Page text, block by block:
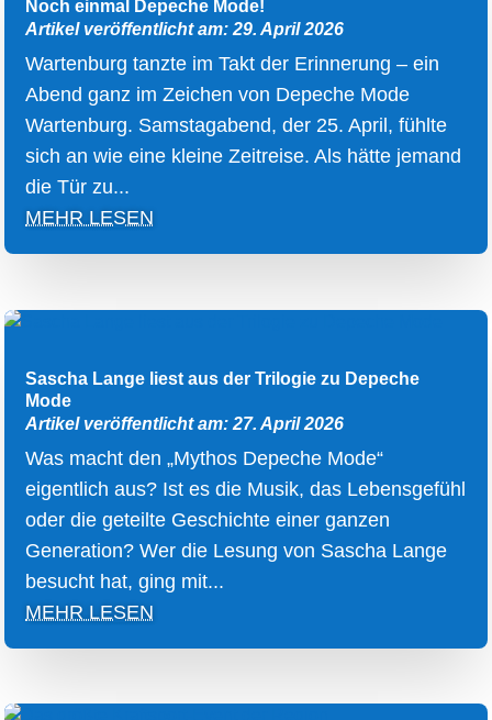
Noch einmal Depeche Mode!
Artikel veröffentlicht am: 29. April 2026
Wartenburg tanzte im Takt der Erinnerung – ein
Abend ganz im Zeichen von Depeche Mode
Wartenburg. Samstagabend, der 25. April, fühlte
sich an wie eine kleine Zeitreise. Als hätte jemand
die Tür zu...
MEHR LESEN
Sascha Lange liest aus der Trilogie zu Depeche
Mode
Artikel veröffentlicht am: 27. April 2026
Was macht den „Mythos Depeche Mode“
eigentlich aus? Ist es die Musik, das Lebensgefühl
oder die geteilte Geschichte einer ganzen
Generation? Wer die Lesung von Sascha Lange
besucht hat, ging mit...
MEHR LESEN